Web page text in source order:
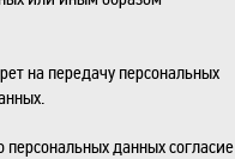
на передачу персональных
персональных данных согласие